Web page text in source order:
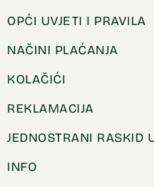
OPĆI UVJETI I PRAVILA
NAČINI PLAĆANJA
KOLAČIĆI
REKLAMACIJA
JEDNOSTRANI RASKID
INFO